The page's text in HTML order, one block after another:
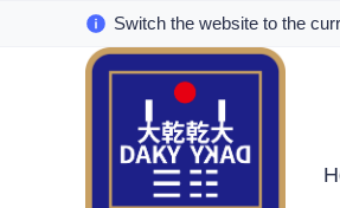
Switch the website to the